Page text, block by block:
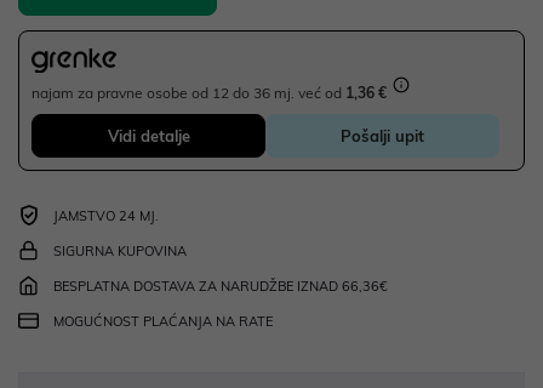
najam za pravne osobe od 12 do 36 mj. već od 1,36 €
Vidi detalje Pošalji upit
JAMSTVO 24 MJ.
SIGURNA KUPOVINA
BESPLATNA DOSTAVA ZA NARUDŽBE IZNAD 66,36€
MOGUĆNOST PLAĆANJA NA RATE